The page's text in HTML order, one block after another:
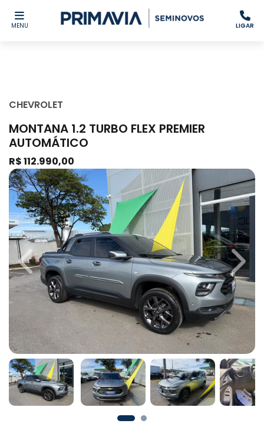
MENU LIGAR
CHEVROLET
MONTANA 1.2 TURBO FLEX PREMIER
AUTOMÁTICO
R$ 112.990,00
Previous Next